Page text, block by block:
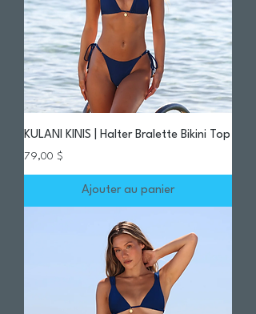
KULANI KINIS | Halter Bralette Bikini Top
Prix
79,00 $
Ajouter au panier